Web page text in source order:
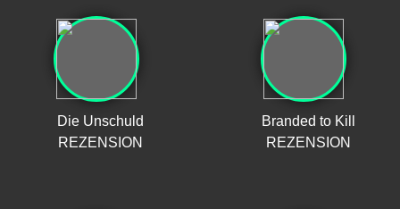
Die Unschuld
REZENSION
Branded to Kill
REZENSION